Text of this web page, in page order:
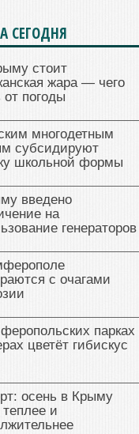
СЕГОДНЯ
стоит
жара — чего
от погоды
многодетным
субсидируют
школьной формы
введено
на
генераторов
с очагами
парках
цветёт гибискус
осень в Крыму
и